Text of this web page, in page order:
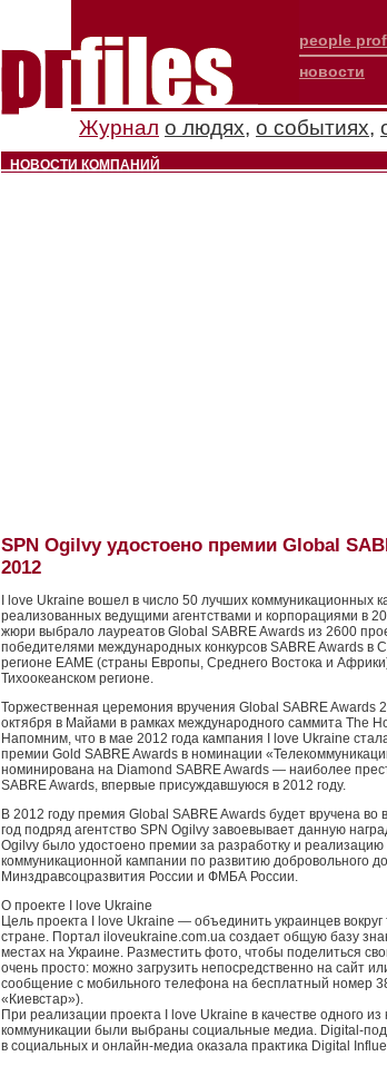
people
новости
Журнал о людях, о событиях,
НОВОСТИ КОМПАНИЙ
SPN Ogilvy удостоено премии Global
2012
I love Ukraine вошел в число 50 лучших коммуникационных
реализованных ведущими агентствами и корпорациями в
жюри выбрало лауреатов Global SABRE Awards из 2600
победителями международных конкурсов SABRE Awards в
регионе EAME (страны Европы, Среднего Востока и
Тихоокеанском регионе.
Торжественная церемония вручения Global SABRE Awards
октября в Майами в рамках международного саммита The
Напомним, что в мае 2012 года кампания I love Ukraine
премии Gold SABRE Awards в номинации
номинирована на Diamond SABRE Awards — наиболее
SABRE Awards, впервые присуждавшуюся в 2012 году.
В 2012 году премия Global SABRE Awards будет вручена во
год подряд агентство SPN Ogilvy завоевывает данную
Ogilvy было удостоено премии за разработку и реализацию
коммуникационной кампании по развитию добровольного
Минздравсоцразвития России и ФМБА России.
О проекте I love Ukraine
Цель проекта I love Ukraine — объединить украинцев
стране. Портал iloveukraine.com.ua создает общую базу
местах на Украине. Разместить фото, чтобы поделиться
очень просто: можно загрузить непосредственно на сайт
сообщение с мобильного телефона на бесплатный номер
«Киевстар»).
При реализации проекта I love Ukraine в качестве одного
коммуникации были выбраны социальные медиа. Digital-
в социальных и онлайн-медиа оказала практика Digital